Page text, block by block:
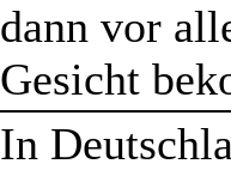
dann vor
Gesicht
In